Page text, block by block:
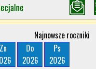
Najnowsze roczniki
Zn
Do
2026
Ps
2026